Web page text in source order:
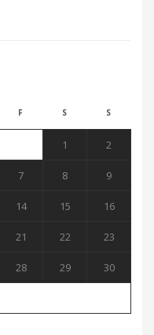
F S S
1 2
7 8 9
14 15 16
21 22 23
28 29 30